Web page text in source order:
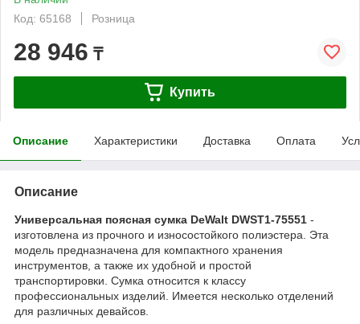
Код: 65168
Розница
28 946 ₸
Купить
Описание Характеристики Доставка Оплата
Описание
Универсальная поясная сумка DeWalt DWST1-75551 -
изготовлена из прочного и износостойкого полиэстера. Эта
модель предназначена для компактного хранения
инструментов, а также их удобной и простой
транспортировки. Сумка относится к классу
профессиональных изделий. Имеется несколько отделений
для различных девайсов.